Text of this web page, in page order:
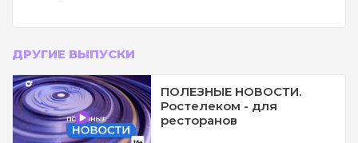
ДРУГИЕ ВЫПУСКИ
ПОЛЕЗНЫЕ НОВОСТИ.
Ростелеком - для
ресторанов